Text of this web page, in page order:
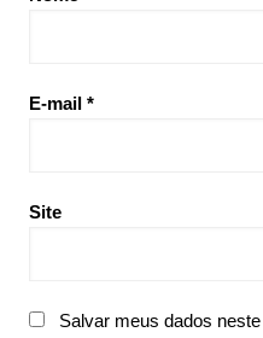
E-mail *
Site
Salvar meus dados